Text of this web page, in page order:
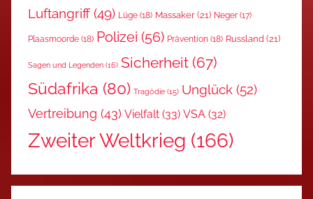
Luftangriff (49) Lüge (18) Massaker (21) Neger (17)
Plaasmoorde (18) Polizei (56) Prävention (18) Russland (21)
Sagen und Legenden (16) Sicherheit (67)
Südafrika (80) Tragödie (15) Unglück (52)
Vertreibung (43) Vielfalt (33) VSA (32)
Zweiter Weltkrieg (166)